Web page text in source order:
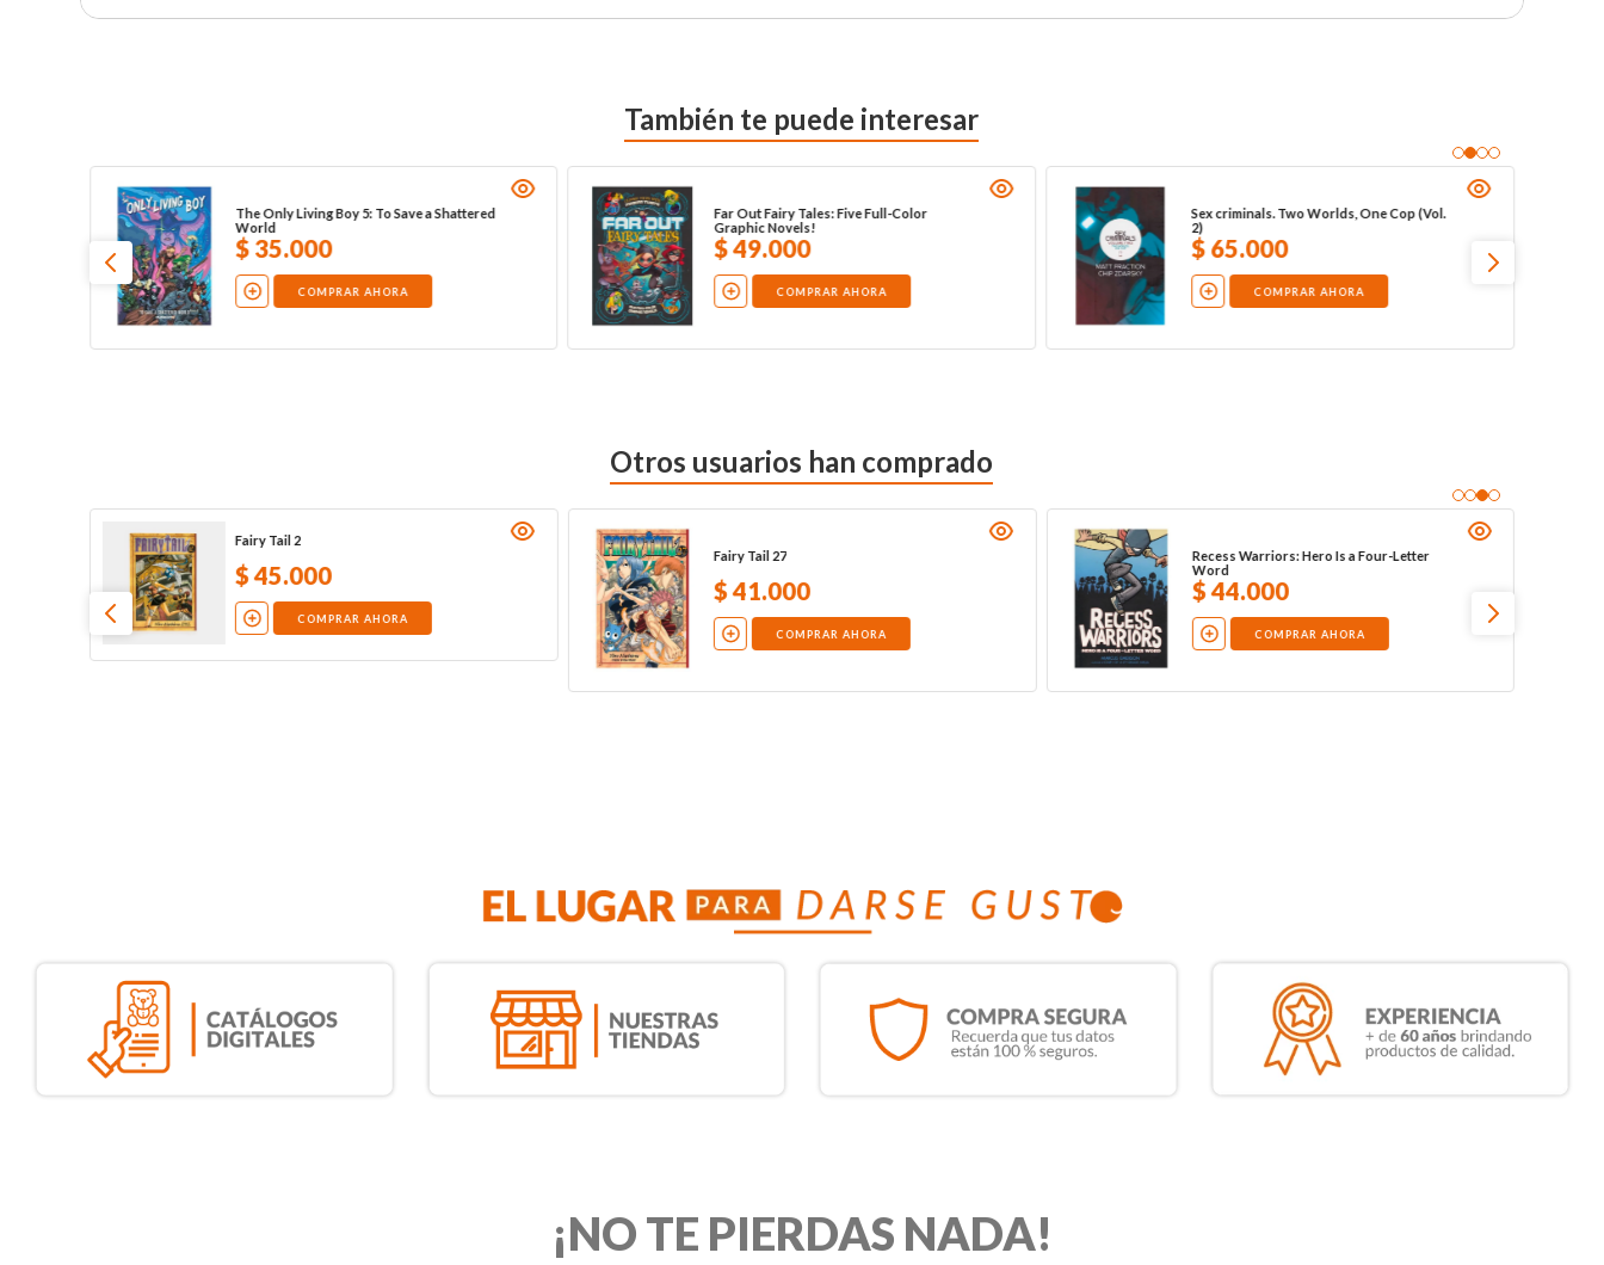
También te puede interesar
The Only Living Boy 5: To Save a Shattered
World
$ 35.000
COMPRAR AHORA
Far Out Fairy Tales: Five Full-Color
Graphic Novels!
$49.000
COMPRAR AHORA
Sex criminals. Two Worlds, One Cop (Vol.
2)
$ 65.000
COMPRAR AHORA
Otros usuarios han comprado
Fairy Tail 2
$45.000
COMPRAR AHORA
Fairy Tail 27
$41.000
COMPRAR AHORA
Recess Warriors: Hero Is a Four-Letter
Word
$44.000
COMPRAR AHORA
¡NO TE PIERDAS NADA!